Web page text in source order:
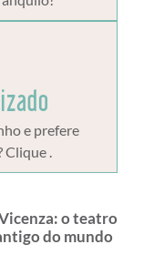
e prefere
Clique .
o teatro
do mundo